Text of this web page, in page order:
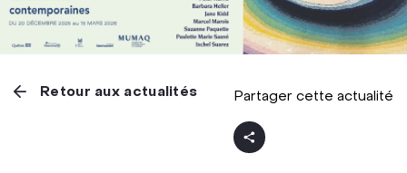
Retour aux actualités Partager cette actualité